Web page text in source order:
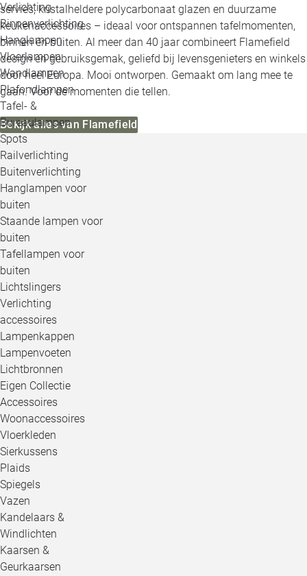
Verlichting
Binnenverlichting
Hanglampen
Vloerlampen
Wandlampen
Plafondlampen
Tafel- &
Bureaulampen
Spots
Railverlichting
Buitenverlichting
Hanglampen voor
buiten
Staande lampen voor
buiten
Tafellampen voor
buiten
Lichtslingers
Verlichting
accessoires
Lampenkappen
Lampenvoeten
Lichtbronnen
Eigen Collectie
Accessoires
Woonaccessoires
Vloerkleden
Sierkussens
Plaids
Spiegels
Vazen
Kandelaars &
Windlichten
Kaarsen &
Geurkaarsen
servies, kristalheldere polycarbonaat glazen en duurzame
keukenaccessoires – ideaal voor ontspannen tafelmomenten,
binnen én buiten. Al meer dan 40 jaar combineert Flamefield
design en gebruiksgemak, geliefd bij levensgenieters en winkels
door heel Europa. Mooi ontworpen. Gemaakt om lang mee te
gaan. Voor de momenten die tellen.
Bekijk alles van Flamefield